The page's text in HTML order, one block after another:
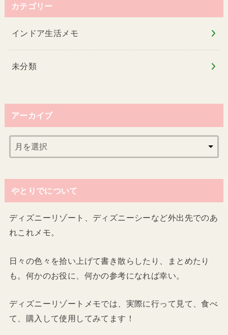
カテゴリー
インドア生活メモ
未分類
アーカイブ
やとりでについて
ディズニーリゾート、ディズニーシーなど外出先でのあ
れこれメモ。
日々の色々を拾い上げて書き散らしたり、まとめたり
も。何かのお役に、何かの参考になれば幸い。
ディズニーリゾートメモでは、実際に行って見て、食べ
て、購入して使用してみてます！